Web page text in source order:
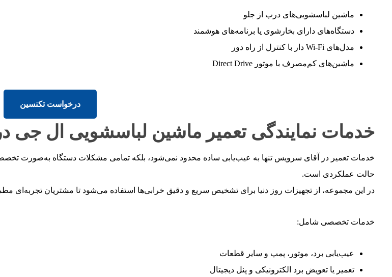
ماشین لباسشویی‌های درب از جلو
دستگاه‌های دارای بخارشوی یا برنامه‌های هوشمند
مدل‌های Wi-Fi دار با کنترل از راه دور
ماشین‌های کم‌مصرف با موتور Direct Drive
درخواست تکنسین
خدمات نمایندگی تعمیر ماشین لباسشویی ال جی
خدمات تعمیر در آقای سرویس تنها به عیب‌یابی ساده محدود نمی‌شود، بلکه تمامی مشکلات دستگاه به‌صورت
حالت عملکردی است.
در این مجموعه، از تجهیزات روز دنیا برای تشخیص سریع و دقیق خرابی‌ها استفاده می‌شود تا مشتریان تجربه‌ای
خدمات تخصصی شامل:
عیب‌یابی برد، موتور، پمپ و سایر قطعات
تعمیر یا تعویض برد الکترونیکی و پنل دیجیتال